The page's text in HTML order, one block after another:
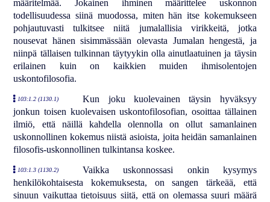
määritelmää. Jokainen ihminen määrittelee uskonnon
todellisuudessa siinä muodossa, miten hän itse kokemukseen
pohjautuvasti tulkitsee niitä jumalallisia virikkeitä, jotka
nousevat hänen sisimmässään olevasta Jumalan hengestä, ja
niinpä tällaisen tulkinnan täytyykin olla ainutlaatuinen ja täysin
erilainen kuin on kaikkien muiden ihmisolentojen
uskontofilosofia.
103:1.2 (1130.1)
Kun joku kuolevainen täysin hyväksyy
jonkun toisen kuolevaisen uskontofilosofian, osoittaa tällainen
ilmiö, että näillä kahdella olennolla on ollut samanlainen
uskonnollinen kokemus niistä asioista, joita heidän samanlainen
filosofis-uskonnollinen tulkintansa koskee.
103:1.3 (1130.2)
Vaikka uskonnossasi onkin kysymys
henkilökohtaisesta kokemuksesta, on sangen tärkeää, että
sinuun vaikuttaa tietoisuus siitä, että on olemassa suuri määrä